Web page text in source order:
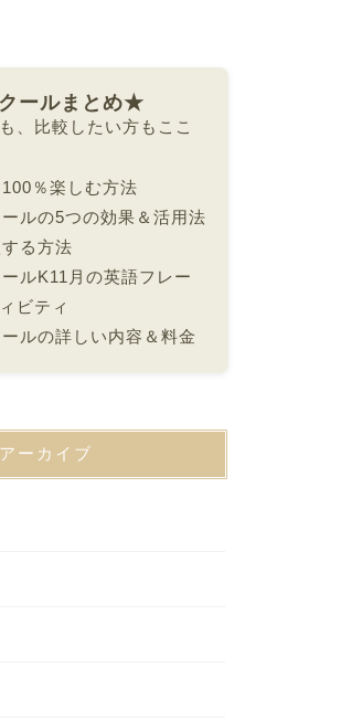
ールまとめ★
、比較したい方もここ
％楽しむ方法
ルの5つの効果＆活用法
る方法
ルK11月の英語フレー
ビティ
ルの詳しい内容＆料金
アーカイブ